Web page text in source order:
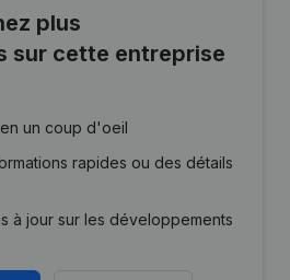
plus
sur cette entreprise
un coup d'oeil
rapides ou des détails
à jour sur les développements